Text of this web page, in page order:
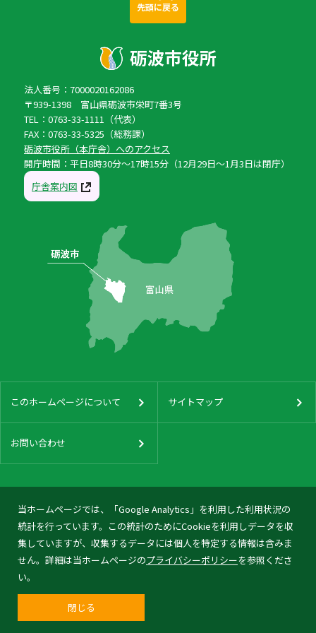
当ホームページでは、「Google Analytics」を利用した利用状況の
統計を行っています。この統計のためにCookieを利用しデータを収
集していますが、収集するデータには個人を特定する情報は含みま
せん。詳細は当ホームページのプライバシーポリシーを参照くださ
い。
閉じる
先頭に戻る
法人番号：7000020162086
〒939-1398 富山県砺波市栄町7番3号
TEL：0763-33-1111（代表）
FAX：0763-33-5325（総務課）
砺波市役所（本庁舎）へのアクセス
開庁時間：平日8時30分〜17時15分（12月29日〜1月3日は閉庁）
庁舎案内図
このホームページについて サイトマップ
お問い合わせ